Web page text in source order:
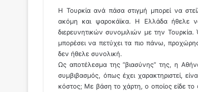
Η Τουρκία ανά πάσα στιγμή μπορεί να
ακόμη και ψαροκάϊκα. Η Ελλάδα ήθελε
διερευνητικών συνομιλιών με την
μπορέσει να πετύχει τα πιο πάνω,
δεν ήθελε συνολική.
Ως αποτέλεσμα της “βιασύνης” της, η
συμβιβασμός, όπως έχει χαρακτηριστεί,
κόστος; Με βάση το χάρτη, ο οποίος είδε